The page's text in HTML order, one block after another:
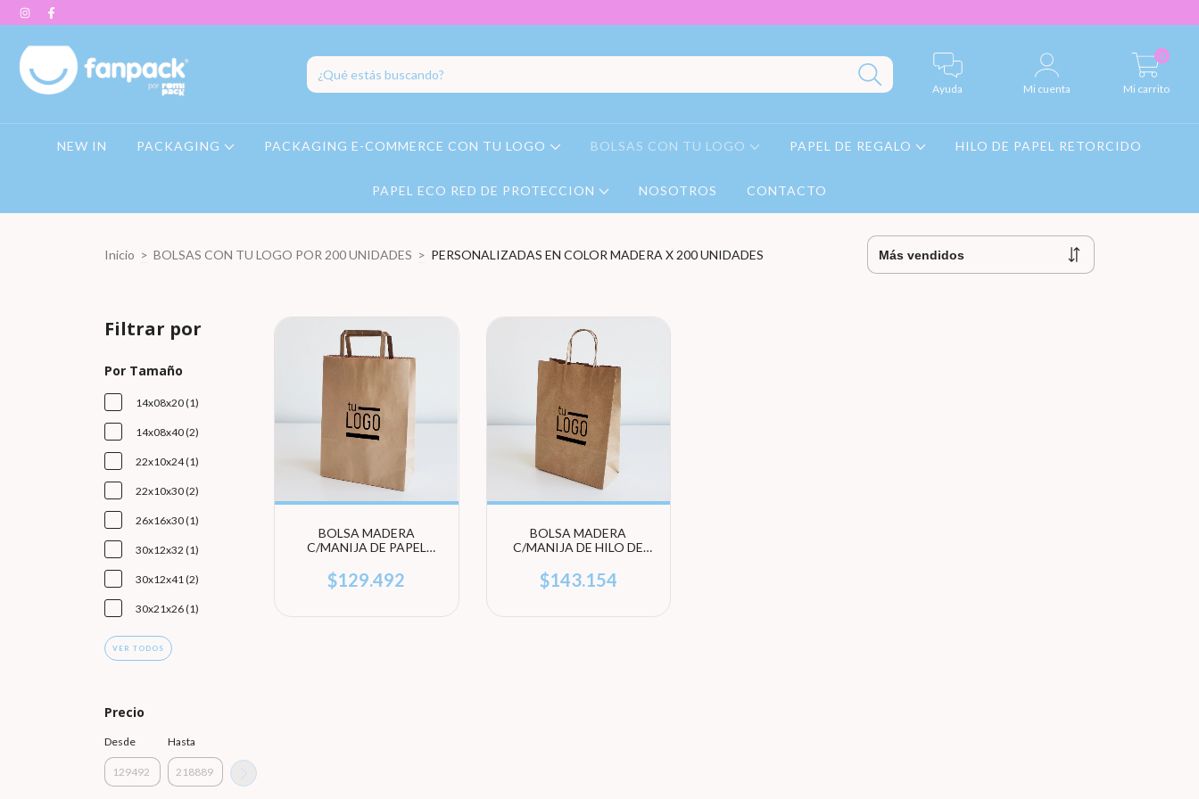
Ayuda Mi cuenta Mi carrito
0
NEW IN PACKAGING PACKAGING E-COMMERCE CON TU LOGO BOLSAS CON TU LOGO PAPEL DE REGALO HILO DE PAPEL RETORCIDO
PAPEL ECO RED DE PROTECCION NOSOTROS CONTACTO
Inicio > BOLSAS CON TU LOGO POR 200 UNIDADES > PERSONALIZADAS EN COLOR MADERA X 200 UNIDADES
Filtrar por
Por Tamaño
14x08x20 (1)
14x08x40 (2)
22x10x24 (1)
22x10x30 (2)
26x16x30 (1)
30x12x32 (1)
30x12x41 (2)
30x21x26 (1)
VER TODOS
Precio
Desde Hasta
BOLSA MADERA
C/MANIJA DE PAPEL
COLOR NEGRO (200
UNIDADES) - Linea URANO
$129.492
BOLSA MADERA
C/MANIJA DE HILO DE
IMPRESION COLOR
NEGRO (200 UNIDADES) -
$143.154